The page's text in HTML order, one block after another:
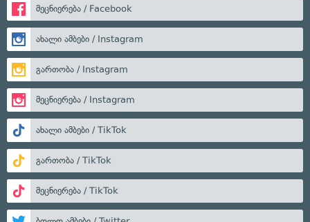
მეცნიერება / Facebook
ახალი ამბები / Instagram
გართობა / Instagram
მეცნიერება / Instagram
ახალი ამბები / TikTok
გართობა / TikTok
მეცნიერება / TikTok